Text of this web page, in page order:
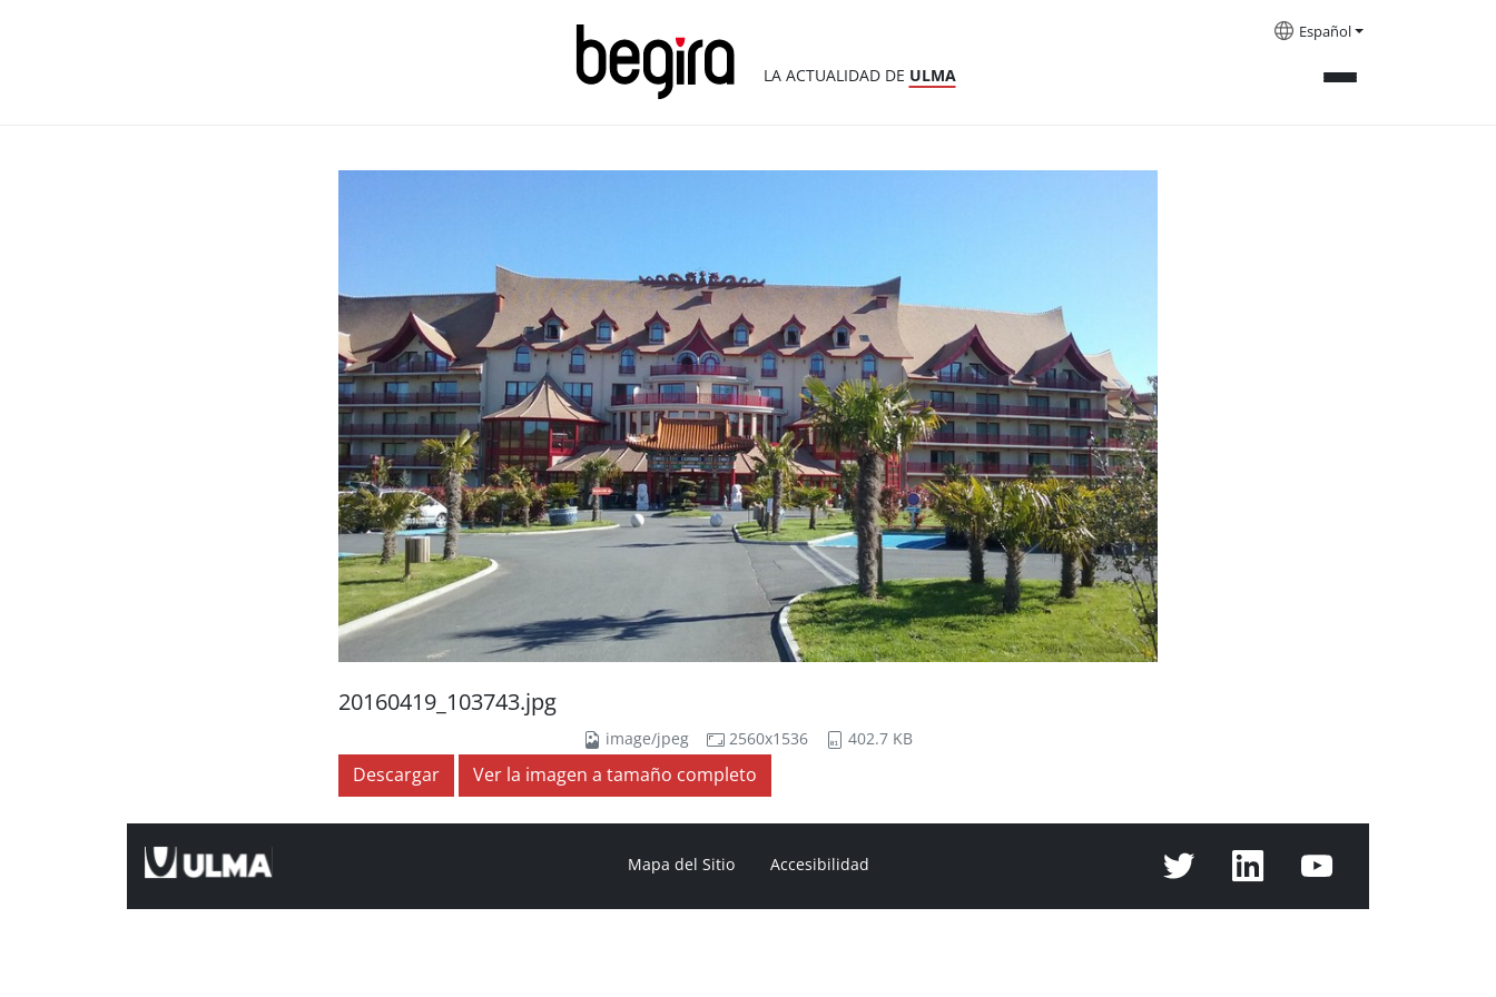
LA ACTUALIDAD DE ULMA
Español
20160419_103743.jpg
image/jpeg 2560x1536 402.7 KB
Descargar Ver la imagen a tamaño completo
Mapa del Sitio Accesibilidad